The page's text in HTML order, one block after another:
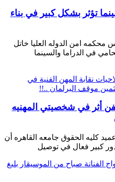
تؤثر بشكل كبير في بناء
امن الدوله العليا خاتل
في الدراما والسينما
أثر في شخصيتي المهنيه
كليه الحقوق جامعه القاهره أن
دور كبير فعال في توصيل